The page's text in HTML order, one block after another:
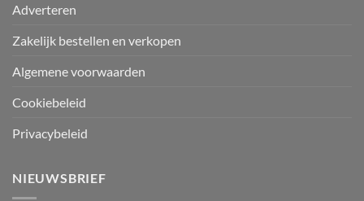
Adverteren
Zakelijk bestellen en verkopen
Algemene voorwaarden
Cookiebeleid
Privacybeleid
NIEUWSBRIEF